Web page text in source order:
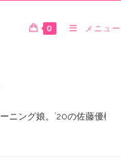
0 メニュー
ニング娘。’20の佐藤優樹